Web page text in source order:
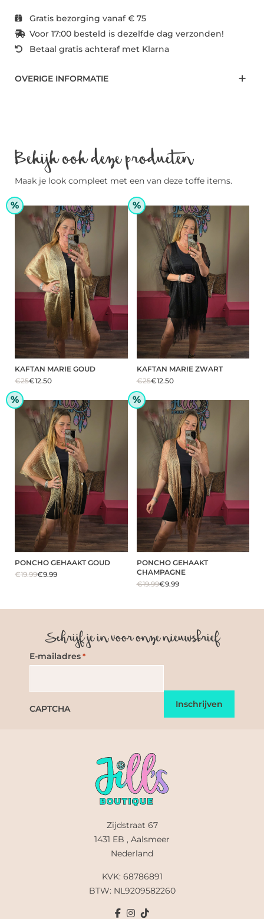
Gratis bezorging vanaf € 75
Voor 17:00 besteld is dezelfde dag verzonden!
Betaal gratis achteraf met Klarna
OVERIGE INFORMATIE
Bekijk ook deze producten
Maak je look compleet met een van deze toffe items.
%
KAFTAN MARIE GOUD
€25€12.50
%
KAFTAN MARIE ZWART
€25€12.50
%
PONCHO GEHAAKT GOUD
€19.99€9.99
%
PONCHO GEHAAKT
CHAMPAGNE
€19.99€9.99
Schrijf je in voor onze nieuwsbrief
E-mailadres *
CAPTCHA
Zijdstraat 67
1431 EB , Aalsmeer
Nederland
KVK: 68786891
BTW: NL9209582260